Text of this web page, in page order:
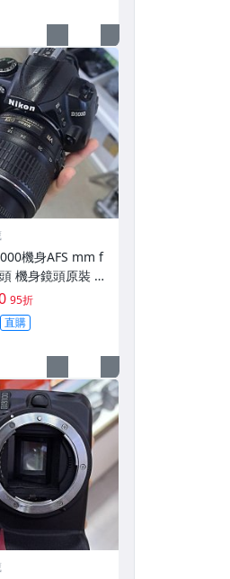
機身AFS mm f
機身鏡頭原裝 無
新 有輕微使用痕
95折
直購